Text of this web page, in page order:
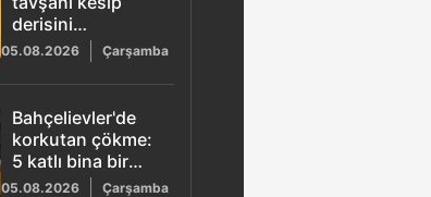
derisini
yüzmüştü:
Başsavcılık
gözaltı kararını
duyurdu
05.08.2026 Çarşamba
Bahçelievler'de
korkutan çökme:
5 katlı bina bir
anda yıkıldı
05.08.2026 Çarşamba